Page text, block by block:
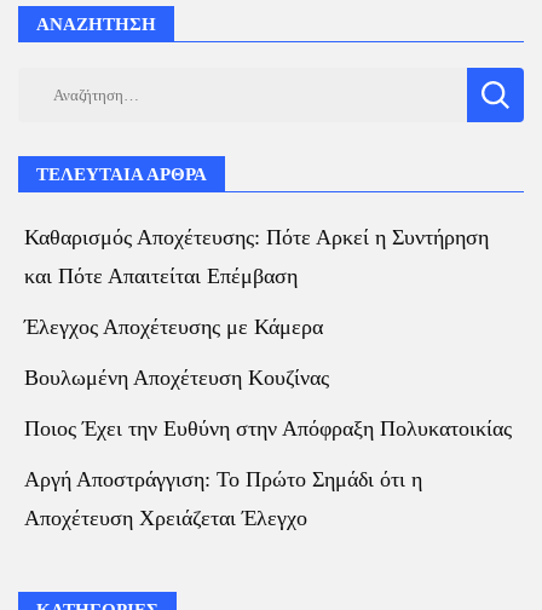
ΑΝΑΖΗΤΗΣΗ
ΤΕΛΕΥΤΑΙΑ ΑΡΘΡΑ
Καθαρισμός Αποχέτευσης: Πότε Αρκεί η Συντήρηση
και Πότε Απαιτείται Επέμβαση
Έλεγχος Αποχέτευσης με Κάμερα
Βουλωμένη Αποχέτευση Κουζίνας
Ποιος Έχει την Ευθύνη στην Απόφραξη Πολυκατοικίας
Αργή Αποστράγγιση: Το Πρώτο Σημάδι ότι η
Αποχέτευση Χρειάζεται Έλεγχο